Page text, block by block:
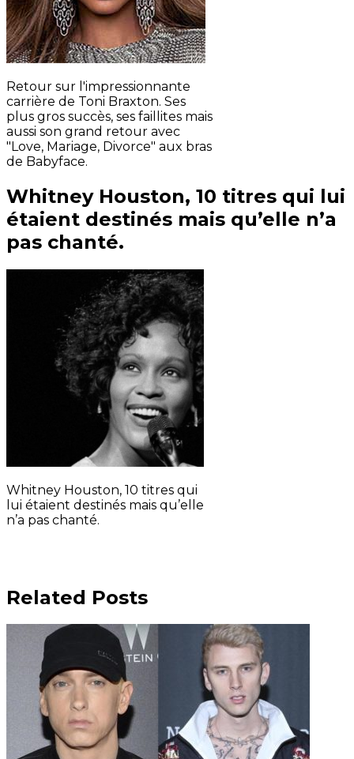
Retour sur l'impressionnante
carrière de Toni Braxton. Ses
plus gros succès, ses faillites mais
aussi son grand retour avec
"Love, Mariage, Divorce" aux bras
de Babyface.
Whitney Houston, 10 titres qui lui
étaient destinés mais qu’elle n’a
pas chanté.
Whitney Houston, 10 titres qui
lui étaient destinés mais qu’elle
n’a pas chanté.
Related Posts